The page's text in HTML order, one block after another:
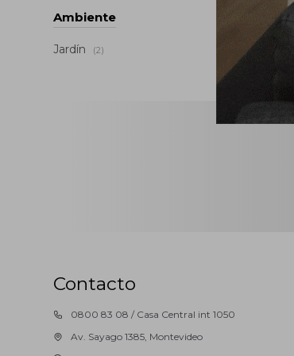
Ambiente
Jardín (2)
Contacto
0800 83 08 / Casa Central int 1050
Av. Sayago 1385, Montevideo